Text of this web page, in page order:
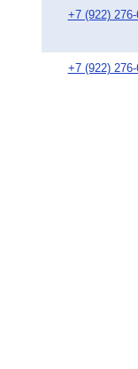
+7 (922)
+7 (922)